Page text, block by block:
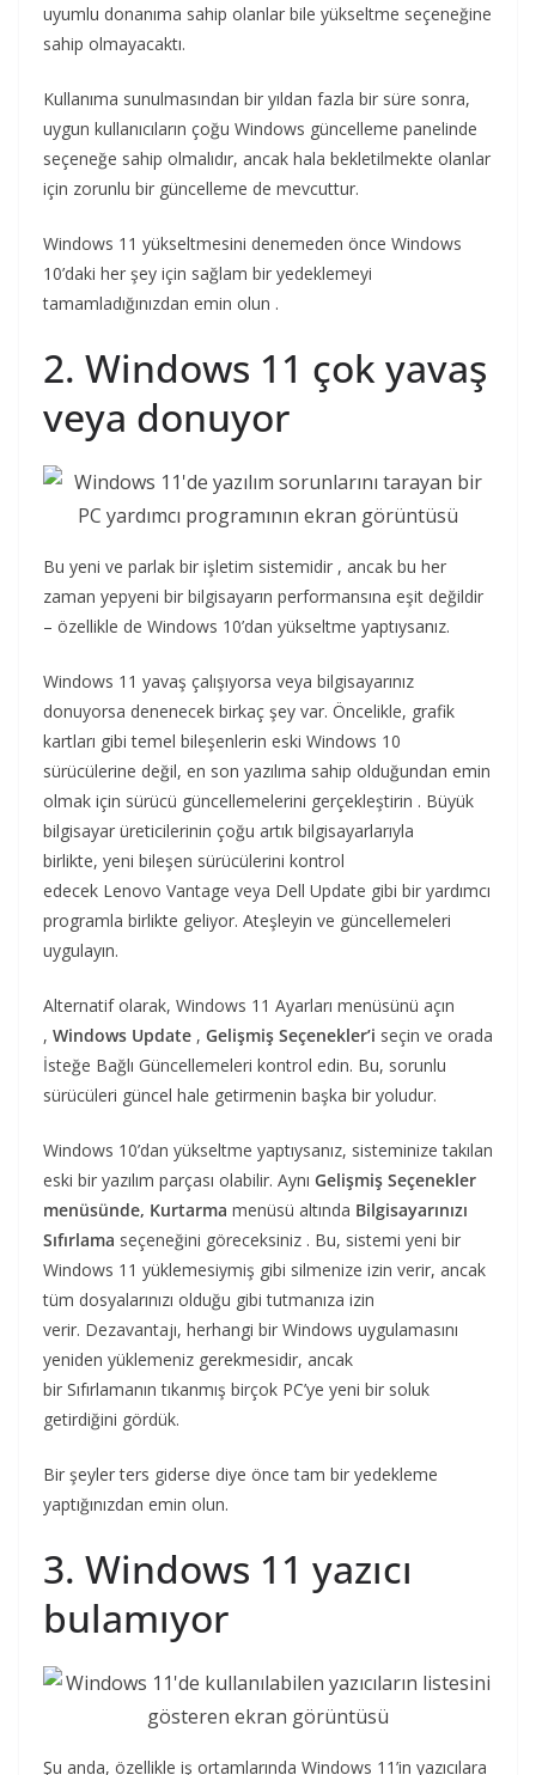
uyumlu donanıma sahip olanlar bile yükseltme seçeneğine
sahip olmayacaktı.
Kullanıma sunulmasından bir yıldan fazla bir süre sonra,
uygun kullanıcıların çoğu Windows güncelleme panelinde
seçeneğe sahip olmalıdır, ancak hala bekletilmekte olanlar
için zorunlu bir güncelleme de mevcuttur.
Windows 11 yükseltmesini denemeden önce Windows
10’daki her şey için sağlam bir yedeklemeyi
tamamladığınızdan emin olun .
2. Windows 11 çok yavaş
veya donuyor
Bu yeni ve parlak bir işletim sistemidir , ancak bu her
zaman yepyeni bir bilgisayarın performansına eşit değildir
– özellikle de Windows 10’dan yükseltme yaptıysanız.
Windows 11 yavaş çalışıyorsa veya bilgisayarınız
donuyorsa denenecek birkaç şey var. Öncelikle, grafik
kartları gibi temel bileşenlerin eski Windows 10
sürücülerine değil, en son yazılıma sahip olduğundan emin
olmak için sürücü güncellemelerini gerçekleştirin . Büyük
bilgisayar üreticilerinin çoğu artık bilgisayarlarıyla
birlikte, yeni bileşen sürücülerini kontrol
edecek Lenovo Vantage veya Dell Update gibi bir yardımcı
programla birlikte geliyor. Ateşleyin ve güncellemeleri
uygulayın.
Alternatif olarak, Windows 11 Ayarları menüsünü açın
, Windows Update , Gelişmiş Seçenekler’i seçin ve orada
İsteğe Bağlı Güncellemeleri kontrol edin. Bu, sorunlu
sürücüleri güncel hale getirmenin başka bir yoludur.
Windows 10’dan yükseltme yaptıysanız, sisteminize takılan
eski bir yazılım parçası olabilir. Aynı Gelişmiş Seçenekler
menüsünde, Kurtarma menüsü altında Bilgisayarınızı
Sıfırlama seçeneğini göreceksiniz . Bu, sistemi yeni bir
Windows 11 yüklemesiymiş gibi silmenize izin verir, ancak
tüm dosyalarınızı olduğu gibi tutmanıza izin
verir. Dezavantajı, herhangi bir Windows uygulamasını
yeniden yüklemeniz gerekmesidir, ancak
bir Sıfırlamanın tıkanmış birçok PC’ye yeni bir soluk
getirdiğini gördük.
Bir şeyler ters giderse diye önce tam bir yedekleme
yaptığınızdan emin olun.
3. Windows 11 yazıcı
bulamıyor
Şu anda, özellikle iş ortamlarında Windows 11’in yazıcılara